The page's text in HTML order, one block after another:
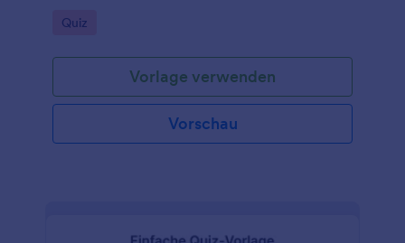
Go to Category:
Quiz
Vorlage verwenden
Vorschau